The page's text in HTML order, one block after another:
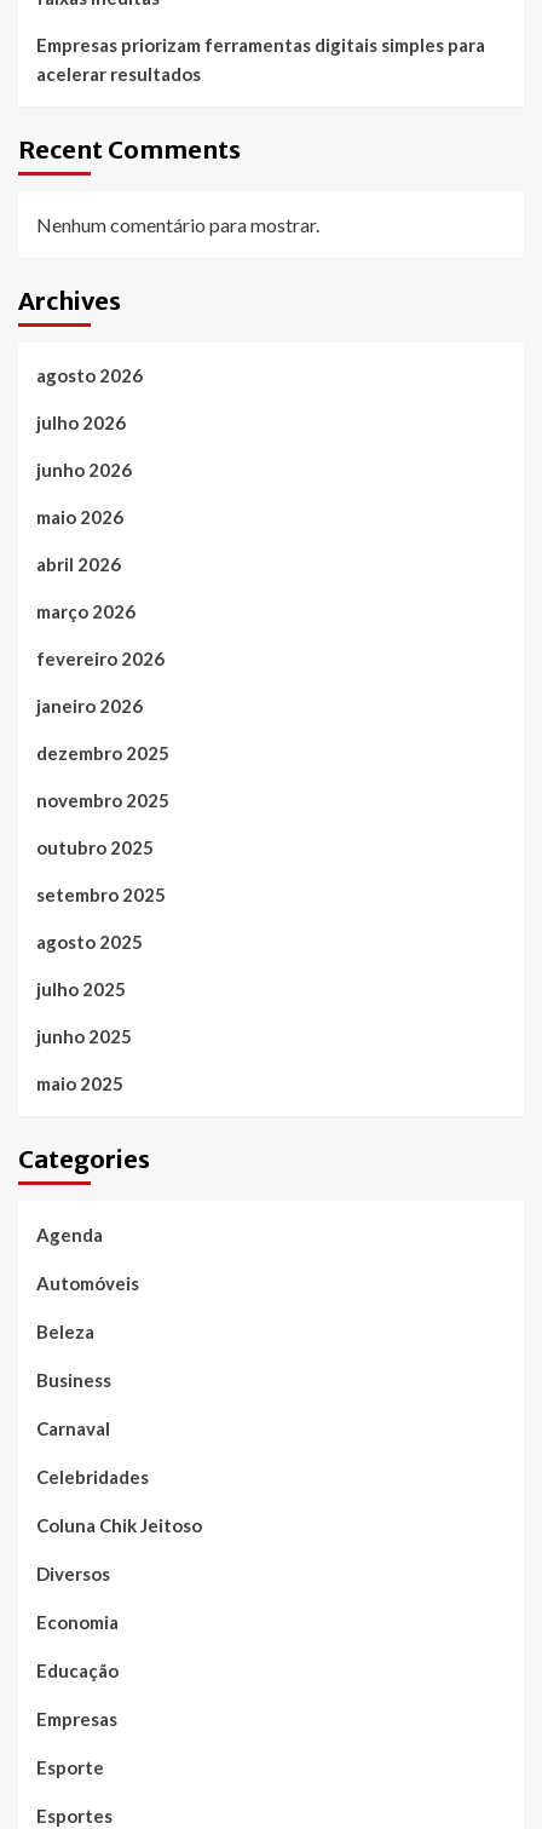
Empresas priorizam ferramentas digitais simples para
acelerar resultados
Recent Comments
Nenhum comentário para mostrar.
Archives
agosto 2026
julho 2026
junho 2026
maio 2026
abril 2026
março 2026
fevereiro 2026
janeiro 2026
dezembro 2025
novembro 2025
outubro 2025
setembro 2025
agosto 2025
julho 2025
junho 2025
maio 2025
Categories
Agenda
Automóveis
Beleza
Business
Carnaval
Celebridades
Coluna Chik Jeitoso
Diversos
Economia
Educação
Empresas
Esporte
Esportes